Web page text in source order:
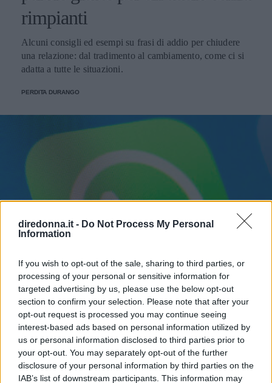
diredonna.it - Do Not Process My Personal
Information
If you wish to opt-out of the sale, sharing to third parties, or
processing of your personal or sensitive information for
targeted advertising by us, please use the below opt-out
section to confirm your selection. Please note that after your
opt-out request is processed you may continue seeing
interest-based ads based on personal information utilized by
us or personal information disclosed to third parties prior to
your opt-out. You may separately opt-out of the further
disclosure of your personal information by third parties on the
IAB’s list of downstream participants. This information may
rimpianti
Alcuni consigli ed esempi su frasi di addio per chiudere
una relazione: dal tradimento al cambiamento, come ci si
adatta a tutte le situazioni.
PERDITA DURANGO